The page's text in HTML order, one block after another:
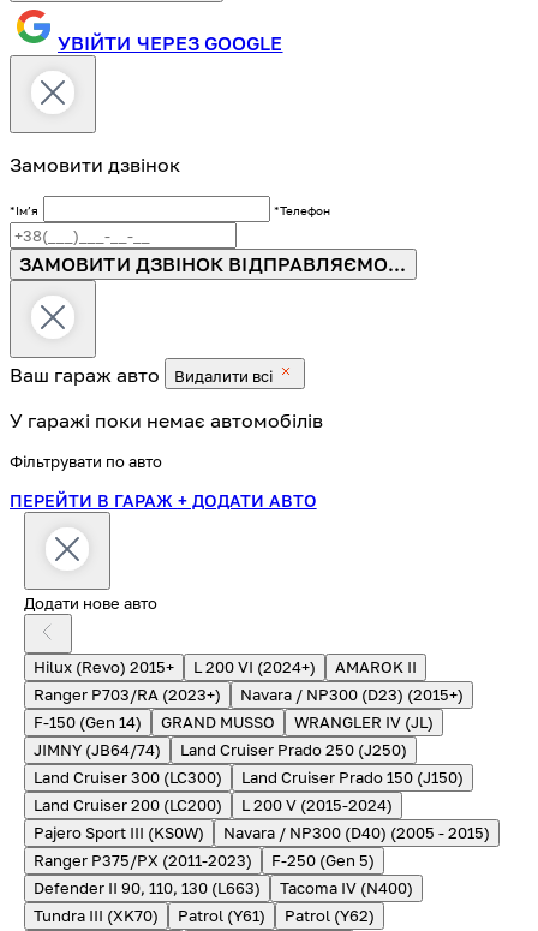
УВІЙТИ ЧЕРЕЗ GOOGLE
Замовити дзвінок
*Імʼя *Телефон
ЗАМОВИТИ ДЗВІНОК ВІДПРАВЛЯЄМО...
Ваш гараж авто Видалити всі
У гаражі поки немає автомобілів
Фільтрувати по авто
ПЕРЕЙТИ В ГАРАЖ + ДОДАТИ АВТО
Додати нове авто
Hilux (Revo) 2015+ L 200 VI (2024+)
AMAROK II
Ranger P703/RA (2023+)
Navara / NP300 (D23) (2015+)
F-150 (Gen 14)
GRAND MUSSO
WRANGLER IV (JL)
JIMNY (JB64/74)
Land Cruiser Prado 250 (J250)
Land Cruiser 300 (LC300)
Land Cruiser Prado 150 (J150)
Land Cruiser 200 (LC200)
L 200 V (2015-2024)
Pajero Sport III (KS0W)
Navara / NP300 (D40) (2005 - 2015)
Ranger P375/PX (2011-2023)
F-250 (Gen 5)
Defender II 90, 110, 130 (L663)
Tacoma IV (N400)
Tundra III (XK70)
Patrol (Y61)
Patrol (Y62)